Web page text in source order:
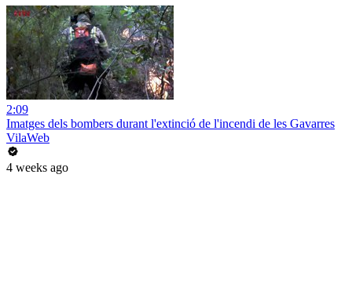
2:09
Imatges dels bombers durant l'extinció de l'incendi de les Gavarres
VilaWeb
4 weeks ago